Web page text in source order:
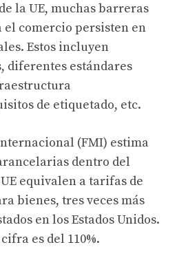
la UE, muchas barreras
comercio persisten en
Estos incluyen
diferentes estándares
de etiquetado, etc.
(FMI) estima
dentro del
equivalen a tarifas de
bienes, tres veces más
en los Estados Unidos.
es del 110%.